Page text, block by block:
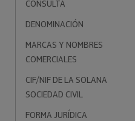
CONSULTA
DENOMINACIÓN
MARCAS Y NOMBRES
COMERCIALES
CIF/NIF DE LA SOLANA
SOCIEDAD CIVIL
FORMA JURÍDICA